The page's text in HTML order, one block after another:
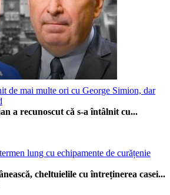
de mai multe ori cu George Simion, dar
a recunoscut că s-a întâlnit cu...
lung cu echipamente de curățenie
cheltuielile cu întreținerea casei...